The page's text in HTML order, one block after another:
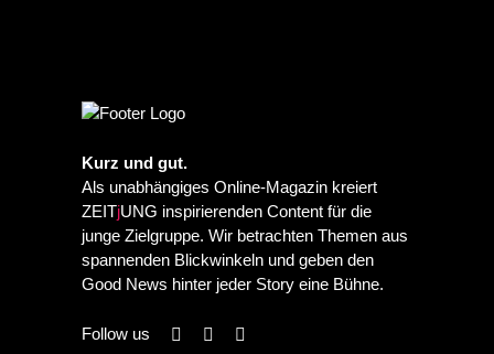
Kurz und gut.
Als unabhängiges Online-Magazin kreiert
ZEITjUNG inspirierenden Content für die
junge Zielgruppe. Wir betrachten Themen aus
spannenden Blickwinkeln und geben den
Good News hinter jeder Story eine Bühne.
Follow us